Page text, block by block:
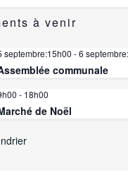
à venir
septembre:15h00 -6
communale
- 18h00
de Noël